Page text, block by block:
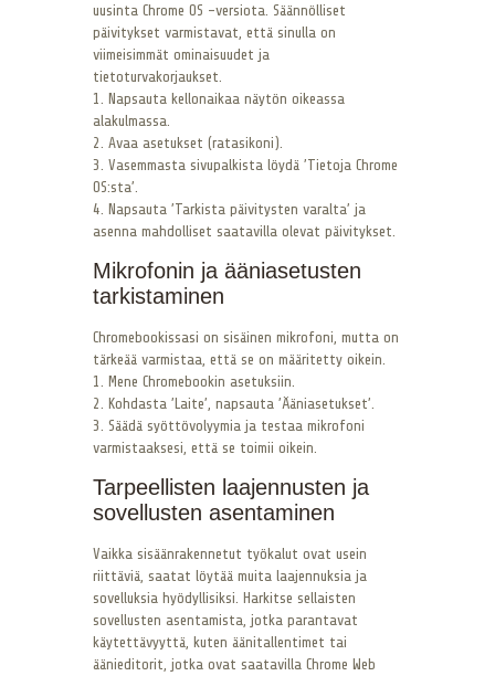
uusinta Chrome OS -versiota. Säännölliset
päivitykset varmistavat, että sinulla on
viimeisimmät ominaisuudet ja
tietoturvakorjaukset.
1. Napsauta kellonaikaa näytön oikeassa
alakulmassa.
2. Avaa asetukset (ratasikoni).
3. Vasemmasta sivupalkista löydä ’Tietoja Chrome
OS:sta’.
4. Napsauta ’Tarkista päivitysten varalta’ ja
asenna mahdolliset saatavilla olevat päivitykset.
Mikrofonin ja ääniasetusten
tarkistaminen
Chromebookissasi on sisäinen mikrofoni, mutta on
tärkeää varmistaa, että se on määritetty oikein.
1. Mene Chromebookin asetuksiin.
2. Kohdasta ’Laite’, napsauta ’Ääniasetukset’.
3. Säädä syöttövolyymia ja testaa mikrofoni
varmistaaksesi, että se toimii oikein.
Tarpeellisten laajennusten ja
sovellusten asentaminen
Vaikka sisäänrakennetut työkalut ovat usein
riittäviä, saatat löytää muita laajennuksia ja
sovelluksia hyödyllisiksi. Harkitse sellaisten
sovellusten asentamista, jotka parantavat
käytettävyyttä, kuten äänitallentimet tai
äänieditorit, jotka ovat saatavilla Chrome Web